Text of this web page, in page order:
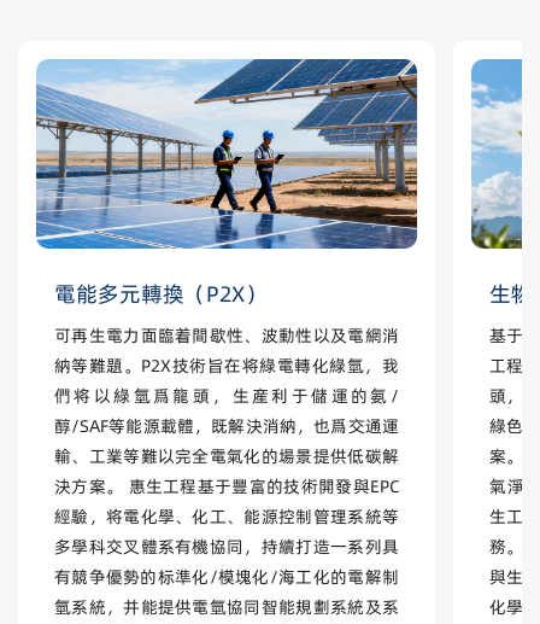
電能多元轉換（P2X）
可再生電力面臨着間歇性、波動性以及電網消
納等難題。P2X技術旨在将綠電轉化綠氫，我
們将以綠氫爲龍頭，生産利于儲運的氨/
醇/SAF等能源載體，既解決消納，也爲交通運
輸、工業等難以完全電氣化的場景提供低碳解
決方案。 惠生工程基于豐富的技術開發與EPC
經驗，将電化學、化工、能源控制管理系統等
多學科交叉體系有機協同，持續打造一系列具
有競争優勢的标準化/模塊化/海工化的電解制
氫系統，并能提供電氫協同智能規劃系統及系
生物
基于
工程
頭，
綠色
案。
氣淨
生工
務。
與生
化學